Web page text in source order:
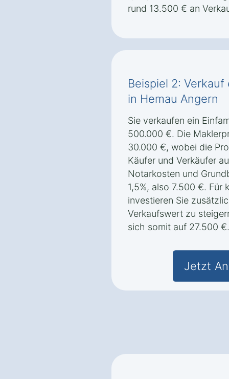
rund 13.500 € an
Beispiel 2:
in Hemau Angern
Sie verkaufen ein
500.000 €. Die
30.000 €, wobei die
Käufer und Verkäufer
Notarkosten und
1,5%, also 7.500 €. Für
investieren Sie
Verkaufswert zu
sich somit auf 27.500 €.
Jetzt